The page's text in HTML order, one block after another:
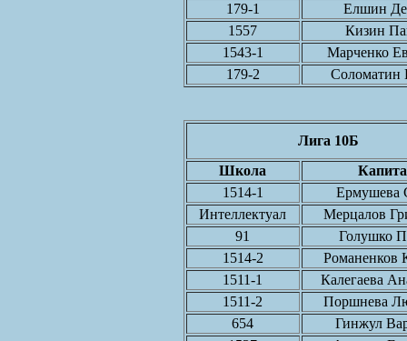
179-1
Елшин
1557
Кизин
1543-1
Марченко
179-2
Соломатин
Лига 10Б
Школа
1514-1
Ермушева
Интеллектуал
Мерцалов
91
Голушко
1514-2
Романенков
1511-1
Калегаева
1511-2
Поршнева
654
Гинжул